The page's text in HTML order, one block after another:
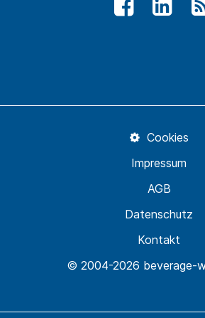
© 2004-2026 beverage-
Kontakt
Datenschutz
AGB
Impressum
Cookies